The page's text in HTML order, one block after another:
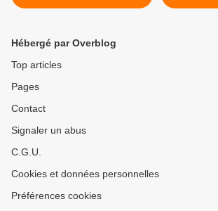
2025 en forêt de Scherwiller
Hébergé par Overblog
Top articles
Pages
Contact
Signaler un abus
C.G.U.
Cookies et données personnelles
Préférences cookies